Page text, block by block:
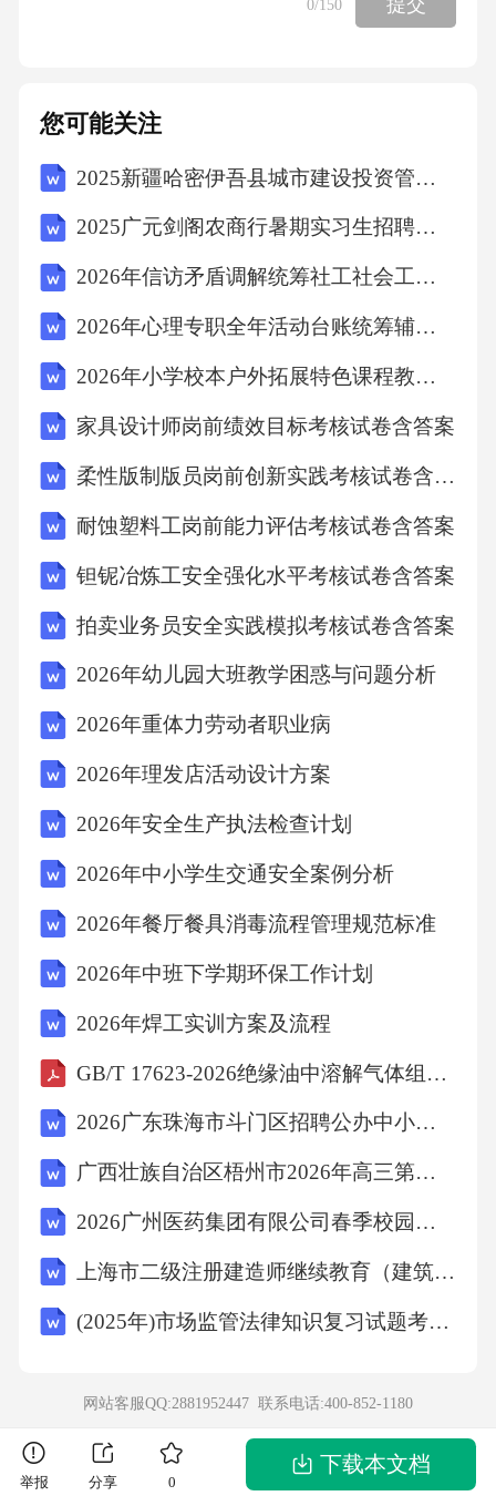
问题。2.合作学习合作学习有助于培养幼儿团队
与分享。3.多元智能教学多元智能教学强调发展
幼儿的多种智能，如语言、数学、空间、音乐
等。教师应根据幼儿的兴趣和潜能，提供多元
四、实践探索1.实地观察教师应定期观察幼儿的
活动，了解他们的学习情况和需求，及时调整
教学策略和方法。2.教学反思教师应经常反思自
己的教学方法，总结经验教训，不断改进和完
联系，了解幼儿在家的表现和需求，指导家长
参与幼儿的教育过程，形成家校合力。五、结
论幼儿园小班教学策略与方法研究是一项长期
而重要的任务。本文提出的个性化教学策略、
游戏化教学策略、亲子互动策略以及启发式教
学、合作学习、多元智能教学方法为教育工作
者和家长提供了有益的参考。通过实践探索，
不断完善和改进教学策略与方法，将为幼儿的
园小班教学策略与方法的深入研究与实践，希
望广大教育工作者和家长能够关注并参与到这
一研究中来，共同为幼儿的健康成长贡献力
量。在撰写2026年幼儿园小班教学策略与方法
研究的文章时，你可以按照以下结构和内容来
组织你的文章，同时采用自然、流畅的语言风
格：一、引言1.简要介绍幼儿园小班教学的重要
性以及当前教育环境的发展趋势。2.阐述研究幼
的。二、幼儿园小班学生的特点分析1.分析小班
学生的年龄、心理、生理特点。2.阐述小班学生
在学习中可能遇到的困难与挑战。三、教学策
略概述1.引入适合小班教学的基本理念与原则。
趣。2.分层教学策略：根据学生的学习能力进行
0/150 提交
您可能关注
2025新疆哈密伊吾县城市建设投资管理有限公司招聘7人笔试历年典型考点题库附带答案详解
2025广元剑阁农商行暑期实习生招聘笔试历年典型考题及考点剖析附带答案详解
2026年信访矛盾调解统筹社工社会工作者招聘考试笔试试题（含答案）
2026年心理专职全年活动台账统筹辅导员招聘考试笔试试题（含答案）
2026年小学校本户外拓展特色课程教师招聘考试笔试试题（含答案）
家具设计师岗前绩效目标考核试卷含答案
柔性版制版员岗前创新实践考核试卷含答案
耐蚀塑料工岗前能力评估考核试卷含答案
钽铌冶炼工安全强化水平考核试卷含答案
拍卖业务员安全实践模拟考核试卷含答案
2026年幼儿园大班教学困惑与问题分析
2026年重体力劳动者职业病
2026年理发店活动设计方案
2026年安全生产执法检查计划
2026年中小学生交通安全案例分析
2026年餐厅餐具消毒流程管理规范标准
2026年中班下学期环保工作计划
2026年焊工实训方案及流程
GB/T 17623-2026绝缘油中溶解气体组分含量的气相色谱测定法
2026广东珠海市斗门区招聘公办中小学教师134人（编制）考试参考试题及答案解析
广西壮族自治区梧州市2026年高三第一次模拟考试物理试卷（含答案解析）
2026广州医药集团有限公司春季校园招聘笔试历年典型考点题库附带答案详解
上海市二级注册建造师继续教育（建筑工程）考试题库
(2025年)市场监管法律知识复习试题考前模拟测试题附答案
网站客服QQ:2881952447 联系电话:400-852-1180
举报 分享 0
下载本文档